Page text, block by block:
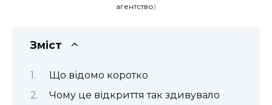
агентство)
Зміст
Що відомо коротко
Чому це відкриття так здивувало